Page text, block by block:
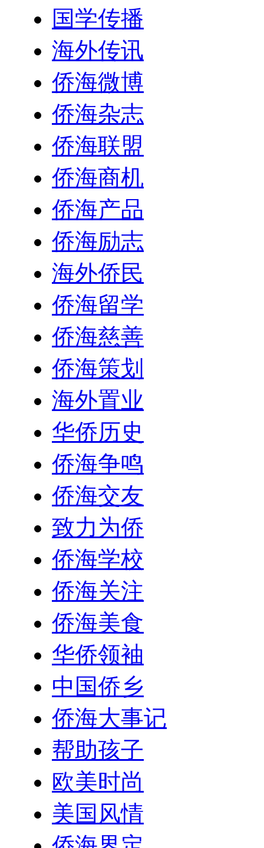
国学传播
海外传讯
侨海微博
侨海杂志
侨海联盟
侨海商机
侨海产品
侨海励志
海外侨民
侨海留学
侨海慈善
侨海策划
海外置业
华侨历史
侨海争鸣
侨海交友
致力为侨
侨海学校
侨海关注
侨海美食
华侨领袖
中国侨乡
侨海大事记
帮助孩子
欧美时尚
美国风情